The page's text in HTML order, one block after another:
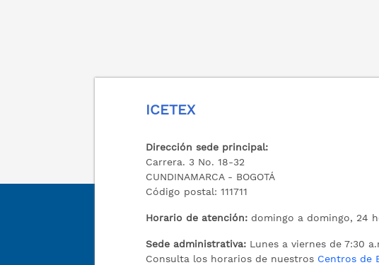
ICETEX
Dirección sede principal:
Carrera. 3 No. 18-32
CUNDINAMARCA - BOGOTÁ
Código postal: 111711
Horario de atención: domingo a domingo, 24
Sede administrativa: Lunes a viernes de 7:30
Consulta los horarios de nuestros Centros de